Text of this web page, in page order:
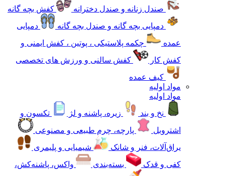
صندل زنانه و صندل دخترانه
کفش بچه گانه
دمپایی بچه گانه و صندل بچه گانه
دمپایی
عمده
چکمه پلاستیکی ، پوتین ، کفش ایمنی و
کفش کار
کفش سالنی و ورزش های تخصصی
کیف عمده
مواد اولیه
مواد اولیه
نخ و بند
زیره، پاشنه و لژ
تکسون و
اشتروبل
پارچه، چرم طبیعی و مصنوعی
یراق‌آلات، فنر و شانک
شیمیایی و پلیمری
کفی و قدک
بسته‌بندی
واکس، پاشنه‌کش،